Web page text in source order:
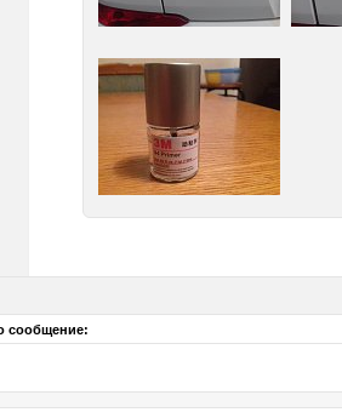
сообщение: